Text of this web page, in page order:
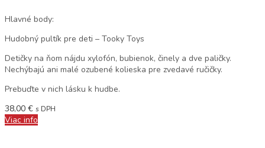
Hlavné body:
Hudobný pultík pre deti – Tooky Toys
Detičky na ňom nájdu xylofón, bubienok, činely a dve paličky.
Nechýbajú ani malé ozubené kolieska pre zvedavé ručičky.
Prebuďte v nich lásku k hudbe.
38,00 € s DPH
Viac info